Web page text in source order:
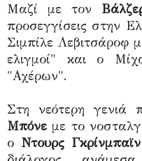
Μαζί με τον
προσεγγίσεις στην
Σιμπίλε Λεβιτσάροφ
ελιγμοί" και ο
"Αχέρων".
Στη νεότερη γενιά
Μπόνε με το
ο Ντουρς Γκρίνμπαϊν